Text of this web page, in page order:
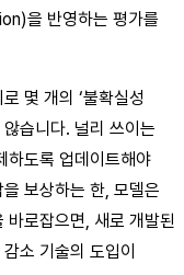
을 반영하는 평가를
몇 개의 ‘불확실성
습니다. 널리 쓰이는
하도록 업데이트해야
보상하는 한, 모델은
바로잡으면, 새로 개발된
소 기술의 도입이